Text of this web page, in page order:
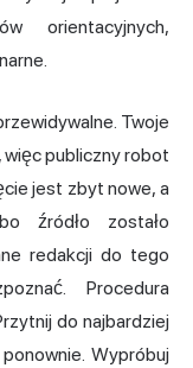
orientacyjnych,
Twoje
publiczny robot
jest zbyt nowe, a
źródło zostało
redakcji do tego
Procedura
do najbardziej
Wypróbuj